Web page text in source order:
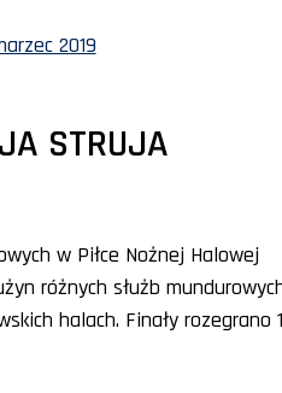
2019
STRUJA
w Piłce Nożnej Halowej
różnych służb
halach. Finały rozegrano